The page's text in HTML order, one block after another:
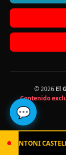
[0412-764-49-86] :
© 2026 El
Contenido
💬